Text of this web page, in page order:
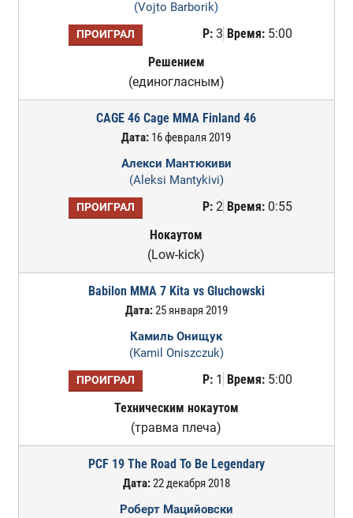
(Vojto Barborik)
ПРОИГРАЛ Р:3 Время:5:00
Решением
(единогласным)
CAGE 46 Cage MMA Finland 46
Дата: 16 февраля 2019
Алекси Мантюкиви
(Aleksi Mantykivi)
ПРОИГРАЛ Р:2 Время:0:55
Нокаутом
(Low-kick)
Babilon MMA 7 Kita vs Gluchowski
Дата:25 января 2019
Камиль Онищук
(Kamil Oniszczuk)
ПРОИГРАЛ Р:1 Время:5:00
Техническим нокаутом
(травма плеча)
PCF 19 The Road To Be Legendary
Дата:22 декабря 2018
Роберт Мацийовски